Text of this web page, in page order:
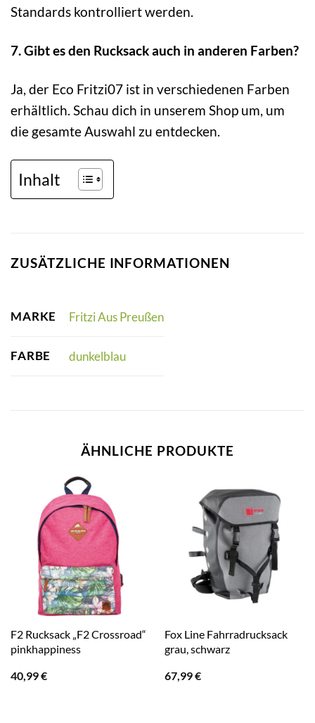
Standards kontrolliert werden.
7. Gibt es den Rucksack auch in anderen Farben?
Ja, der Eco Fritzi07 ist in verschiedenen Farben
erhältlich. Schau dich in unserem Shop um, um
die gesamte Auswahl zu entdecken.
Inhalt
ZUSÄTZLICHE INFORMATIONEN
MARKE Fritzi Aus Preußen
FARBE dunkelblau
ÄHNLICHE PRODUKTE
F2 Rucksack „F2 Crossroad“
pinkhappiness
40,99€
Fox Line Fahrradrucksack
grau, schwarz
67,99€